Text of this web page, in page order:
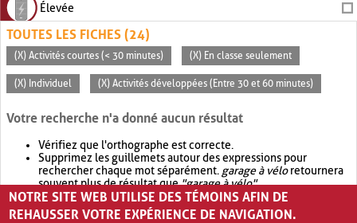
Élevée
TOUTES LES FICHES (24)
(X) Activités courtes (< 30 minutes) (X) En classe seulement
(X) Individuel (X) Activités développées (Entre 30 et 60 minutes)
Votre recherche n'a donné aucun résultat
Vérifiez que l'orthographe est correcte.
Supprimez les guillemets autour des expressions pour
rechercher chaque mot séparément. garage à véloretournera
souvent plus de résultat que"garage à vélo".
Envisagez d'élargir votre recherche avec OR.garage OR vélo
retournera souvent plus de résultat quegarage à vélo
NOTRE SITE WEB UTILISE DES TÉMOINS AFIN DE
REHAUSSER VOTRE EXPÉRIENCE DE NAVIGATION.